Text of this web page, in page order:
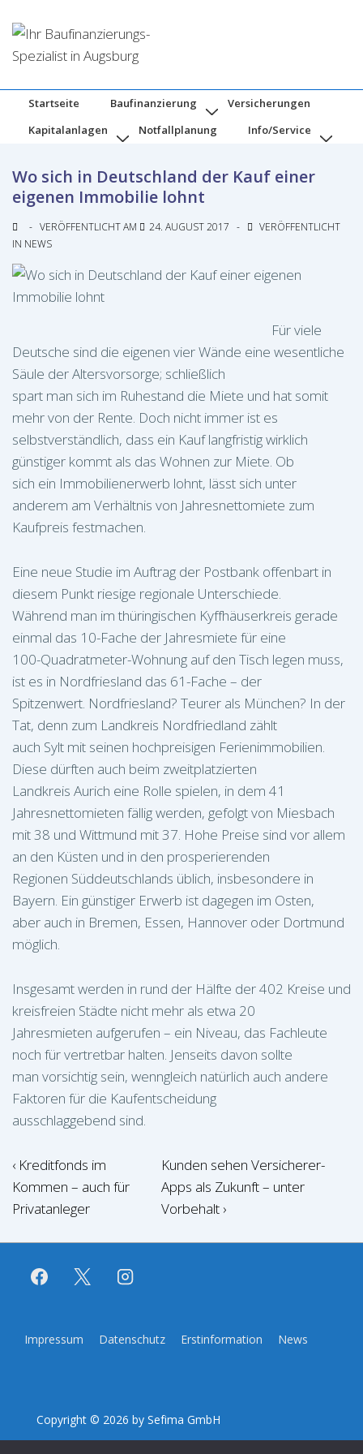
Zum
Inhalt
Hauptnavigation
Startseite Baufinanzierung
Versicherungen
Kapitalanlagen
Notfallplanung Info/Service
Wo sich in Deutschland der Kauf einer
eigenen Immobilie lohnt
VERÖFFENTLICHT AM 24. AUGUST 2017
VERÖFFENTLICHT
IN NEWS
Für viele
Deutsche sind die eigenen vier Wände eine wesentliche
Säule der Altersvorsorge; schließlich
spart man sich im Ruhestand die Miete und hat somit
mehr von der Rente. Doch nicht immer ist es
selbstverständlich, dass ein Kauf langfristig wirklich
günstiger kommt als das Wohnen zur Miete. Ob
sich ein Immobilienerwerb lohnt, lässt sich unter
anderem am Verhältnis von Jahresnettomiete zum
Kaufpreis festmachen.
Eine neue Studie im Auftrag der Postbank offenbart in
diesem Punkt riesige regionale Unterschiede.
Während man im thüringischen Kyffhäuserkreis gerade
einmal das 10-Fache der Jahresmiete für eine
100-Quadratmeter-Wohnung auf den Tisch legen muss,
ist es in Nordfriesland das 61-Fache – der
Spitzenwert. Nordfriesland? Teurer als München? In der
Tat, denn zum Landkreis Nordfriedland zählt
auch Sylt mit seinen hochpreisigen Ferienimmobilien.
Diese dürften auch beim zweitplatzierten
Landkreis Aurich eine Rolle spielen, in dem 41
Jahresnettomieten fällig werden, gefolgt von Miesbach
mit 38 und Wittmund mit 37. Hohe Preise sind vor allem
an den Küsten und in den prosperierenden
Regionen Süddeutschlands üblich, insbesondere in
Bayern. Ein günstiger Erwerb ist dagegen im Osten,
aber auch in Bremen, Essen, Hannover oder Dortmund
möglich.
Insgesamt werden in rund der Hälfte der 402 Kreise und
kreisfreien Städte nicht mehr als etwa 20
Jahresmieten aufgerufen – ein Niveau, das Fachleute
noch für vertretbar halten. Jenseits davon sollte
man vorsichtig sein, wenngleich natürlich auch andere
Faktoren für die Kaufentscheidung
ausschlaggebend sind.
Beitragsnavigation
Vorheriger
Beitrag
ist
‹ Kreditfonds im
Kommen – auch für
Privatanleger
Nächster
Beitrag
ist
Kunden sehen Versicherer-
Apps als Zukunft – unter
Vorbehalt ›
Footer-
Impressum Datenschutz Erstinformation News
Copyright © 2026 by Sefima GmbH